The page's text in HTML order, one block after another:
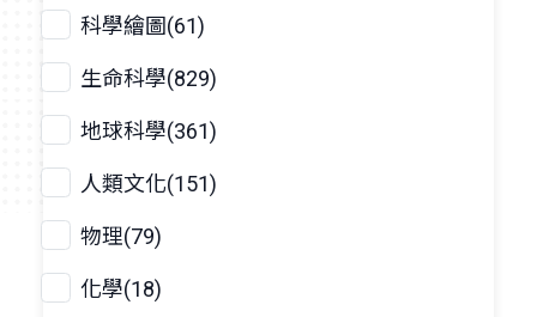
科學繪圖(61)
生命科學(829)
地球科學(361)
人類文化(151)
物理(79)
化學(18)